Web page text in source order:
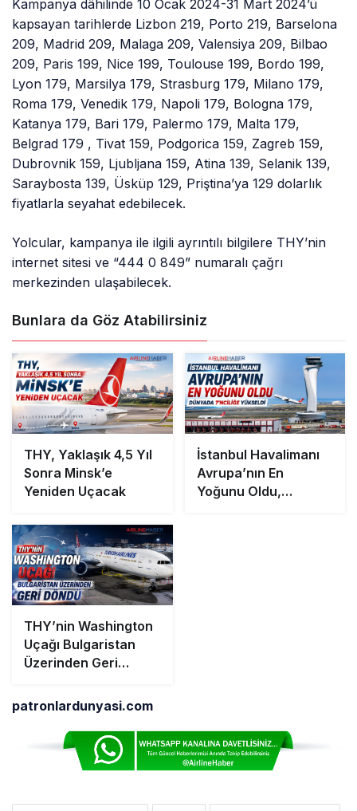
Kampanya dâhilinde 10 Ocak 2024-31 Mart 2024’ü
kapsayan tarihlerde Lizbon 219, Porto 219, Barselona
209, Madrid 209, Malaga 209, Valensiya 209, Bilbao
209, Paris 199, Nice 199, Toulouse 199, Bordo 199,
Lyon 179, Marsilya 179, Strasburg 179, Milano 179,
Roma 179, Venedik 179, Napoli 179, Bologna 179,
Katanya 179, Bari 179, Palermo 179, Malta 179,
Belgrad 179 , Tivat 159, Podgorica 159, Zagreb 159,
Dubrovnik 159, Ljubljana 159, Atina 139, Selanik 139,
Saraybosta 139, Üsküp 129, Priştina’ya 129 dolarlık
fiyatlarla seyahat edebilecek.
Yolcular, kampanya ile ilgili ayrıntılı bilgilere THY’nin
internet sitesi ve “444 0 849” numaralı çağrı
merkezinden ulaşabilecek.
Bunlara da Göz Atabilirsiniz
THY, Yaklaşık 4,5 Yıl
Sonra Minsk’e
Yeniden Uçacak
İstanbul Havalimanı
Avrupa’nın En
Yoğunu Oldu,
THY’nin Washington
Uçağı Bulgaristan
Üzerinden Geri
patronlardunyasi.com